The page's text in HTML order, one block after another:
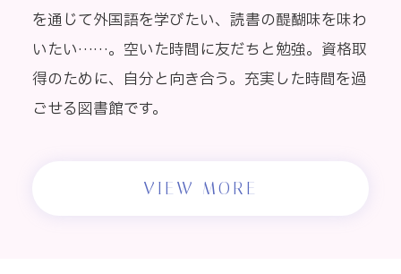
を通じて外国語を学びたい、読書の醍醐味を味わ
いたい……。空いた時間に友だちと勉強。資格取
得のために、自分と向き合う。充実した時間を過
ごせる図書館です。
VIEW MORE